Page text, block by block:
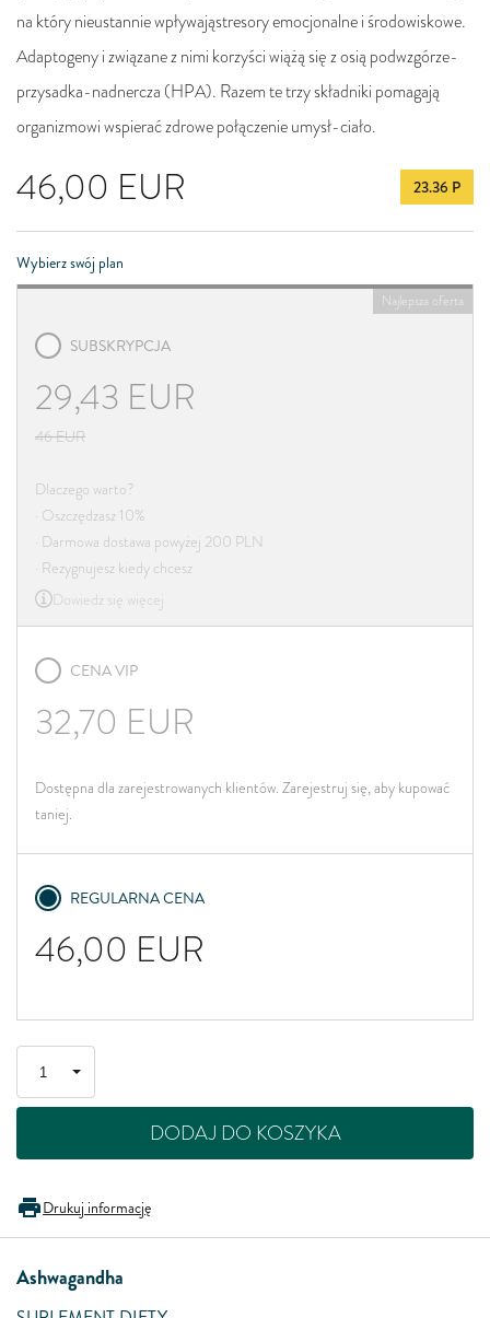
46,00 EUR 23.36 P
na który nieustannie wpływająstresory emocjonalne i środowiskowe.
Adaptogeny i związane z nimi korzyści wiążą się z osią podwzgórze-
przysadka-nadnercza (HPA). Razem te trzy składniki pomagają
organizmowi wspierać zdrowe połączenie umysł-ciało.
Wybierz swój plan
Najlepsza oferta
SUBSKRYPCJA
29,43 EUR
46EUR
Dlaczego warto?
· Oszczędzasz 10%
· Darmowa dostawa powyżej 200 PLN
· Rezygnujesz kiedy chcesz
Dowiedz się więcej
CENA VIP
32,70 EUR
Dostępna dla zarejestrowanych klientów. Zarejestruj się, aby kupować
taniej.
REGULARNA CENA
46,00 EUR
DODAJ DO KOSZYKA
Drukuj informację
Ashwagandha